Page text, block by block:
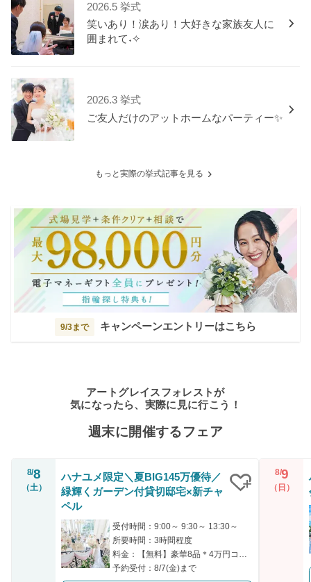
2026.5 挙式
笑いあり！涙あり！大好きな家族友人に
囲まれて˖✧
2026.3 挙式
ご友人だけのアットホームなパーティー✨
もっと実際の挙式記事を見る
9/3まで キャンペーンエントリーはこちら
アートグレイスフォレストが
気になったら、実際に見に行こう！
週末に開催するフェア
8/8
（土）
ハナユメ限定＼夏BIG145万優待／
緑輝くガーデン付貸切邸宅×新チャ
ペル
受付時間：9:00～ 9:30～ 13:30～
所要時間：3時間程度
予約受付：8/7(金)まで
8/9
（日）